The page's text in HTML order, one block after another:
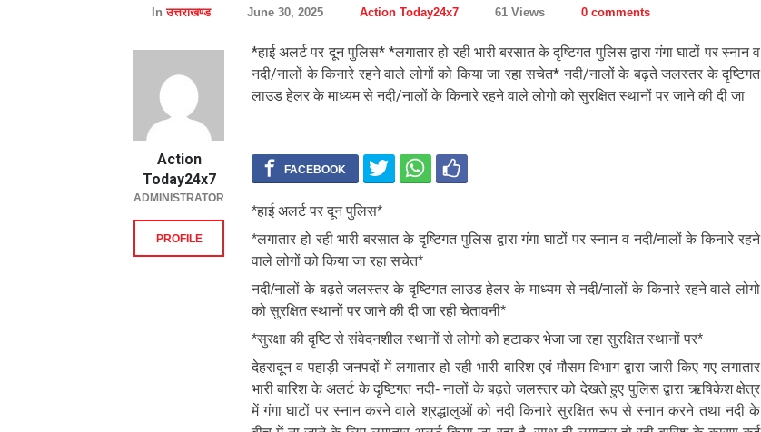
Inउत्तराखण्ड June 30, 2025 Action Today24x7 61 Views 0 comments
*हाई अलर्ट पर दून पुलिस* *लगातार हो रही भारी बरसात के दृष्टिगत पुलिस द्वारा गंगा घाटों पर स्नान व
नदी/नालों के किनारे रहने वाले लोगों को किया जा रहा सचेत* नदी/नालों के बढ़ते जलस्तर के दृष्टिगत
लाउड हेलर के माध्यम से नदी/नालों के किनारे रहने वाले लोगो को सुरक्षित स्थानों पर जाने की दी जा
*हाई अलर्ट पर दून पुलिस*
*लगातार हो रही भारी बरसात के दृष्टिगत पुलिस द्वारा गंगा घाटों पर स्नान व नदी/नालों के किनारे रहने
वाले लोगों को किया जा रहा सचेत*
नदी/नालों के बढ़ते जलस्तर के दृष्टिगत लाउड हेलर के माध्यम से नदी/नालों के किनारे रहने वाले लोगो
को सुरक्षित स्थानों पर जाने की दी जा रही चेतावनी*
*सुरक्षा की दृष्टि से संवेदनशील स्थानों से लोगो को हटाकर भेजा जा रहा सुरक्षित स्थानों पर*
देहरादून व पहाड़ी जनपदों में लगातार हो रही भारी बारिश एवं मौसम विभाग द्वारा जारी किए गए लगातार
भारी बारिश के अलर्ट के दृष्टिगत नदी- नालों के बढ़ते जलस्तर को देखते हुए पुलिस द्वारा ऋषिकेश क्षेत्र
में गंगा घाटों पर स्नान करने वाले श्रद्धालुओं को नदी किनारे सुरक्षित रूप से स्नान करने तथा नदी के
Action
Today24x7
ADMINISTRATOR
PROFILE